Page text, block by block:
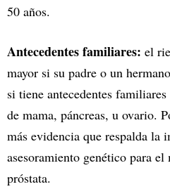
50 años.
Antecedentes familiares: el
mayor si su padre o un
si tiene antecedentes
de mama, páncreas, u ovario.
más evidencia que respalda la
asesoramiento genético para
próstata.